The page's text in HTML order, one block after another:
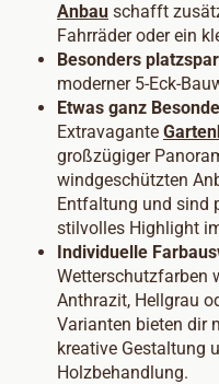
Anbau schafft
Fahrräder oder ein
Besonders
moderner 5-Eck-
Etwas ganz
Extravagante
großzügiger
windgeschützten
Entfaltung und sind
stilvolles Highlight
Individuelle
Wetterschutzfarben
Anthrazit, Hellgrau
Varianten bieten dir
kreative Gestaltung
Holzbehandlung.